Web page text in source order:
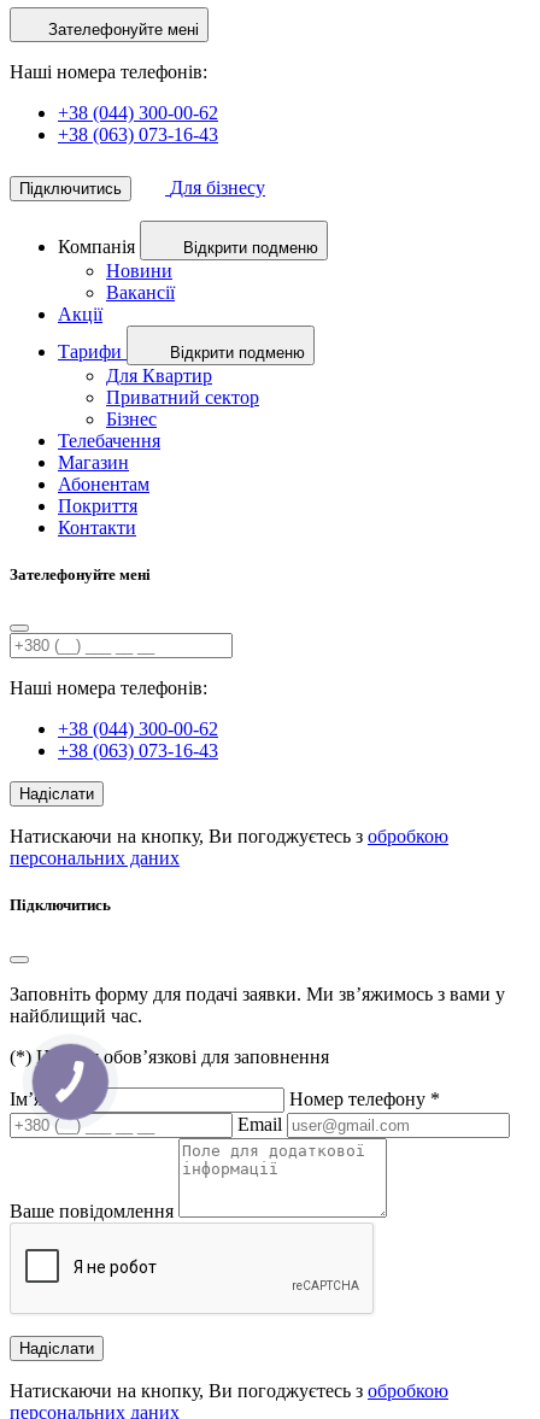
Зателефонуйте мені
Наші номера телефонів:
+38 (044) 300-00-62
+38 (063) 073-16-43
Підключитись Для бізнесу
Компанія Відкрити подменю
Новини
Вакансії
Акції
Тарифи
Відкрити подменю
Для Квартир
Приватний сектор
Бізнес
Телебачення
Магазин
Абонентам
Покриття
Контакти
Зателефонуйте мені
Наші номера телефонів:
+38 (044) 300-00-62
+38 (063) 073-16-43
Надіслати
Натискаючи на кнопку, Ви погоджуєтесь з обробкою
персональних даних
Підключитись
Заповніть форму для подачі заявки. Ми зв’яжимось з вами у
найблищий час.
(*) Ці поля обов’язкові для заповнення
Ім’я * Номер телефону *
Email
Ваше повідомлення
Надіслати
Натискаючи на кнопку, Ви погоджуєтесь з обробкою
персональних даних